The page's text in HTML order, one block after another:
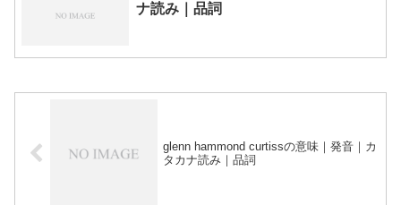
ナ読み｜品詞
glenn hammond curtissの意味｜発音｜カ
タカナ読み｜品詞